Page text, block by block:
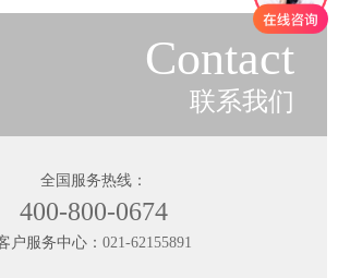
Contact
联系我们
全国服务热线：
400-800-0674
户服务中心： 021-62155891